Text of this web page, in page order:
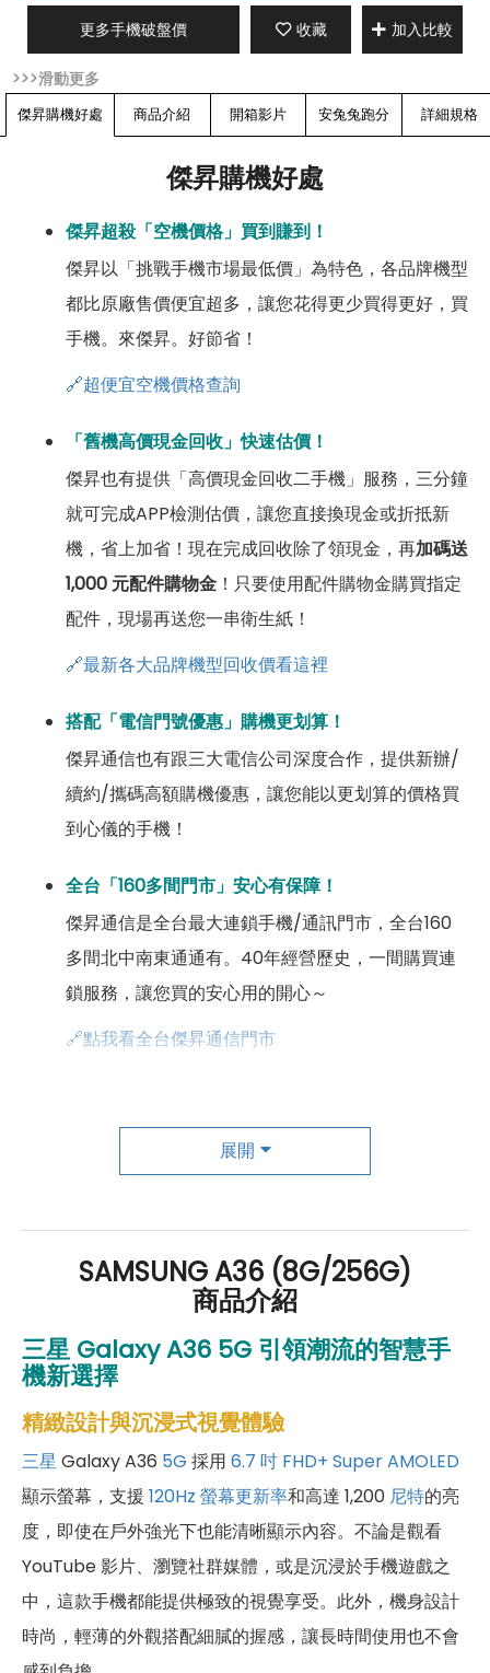
更多手機破盤價 收藏 加入比較
傑昇購機好處 商品介紹 開箱影片 安兔兔跑分 詳細規格
傑昇購機好處
傑昇超殺「空機價格」買到賺到！
傑昇以「挑戰手機市場最低價」為特色，各品牌機型
都比原廠售價便宜超多，讓您花得更少買得更好，買
手機。來傑昇。好節省！
🔗超便宜空機價格查詢
「舊機高價現金回收」快速估價！
傑昇也有提供「高價現金回收二手機」服務，三分鐘
就可完成APP檢測估價，讓您直接換現金或折抵新
機，省上加省！現在完成回收除了領現金，再加碼送
1,000 元配件購物金 ！只要使用配件購物金購買指定
配件，現場再送您一串衛生紙！
🔗最新各大品牌機型回收價看這裡
搭配「電信門號優惠」購機更划算！
傑昇通信也有跟三大電信公司深度合作，提供新辦/
續約/攜碼高額購機優惠，讓您能以更划算的價格買
到心儀的手機！
全台「160多間門市」安心有保障！
傑昇通信是全台最大連鎖手機/通訊門市，全台160
多間北中南東通通有。40年經營歷史，一間購買連
鎖服務，讓您買的安心用的開心～
🔗點我看全台傑昇通信門市
傑昇尊榮會員除了可以「消費集點兌換商品」，每半
年還有「200元配件購物金」，每年再送「VIP生日
展開
SAMSUNG A36 (8G/256G)
商品介紹
三星 Galaxy A36 5G 引領潮流的智慧手
機新選擇
精緻設計與沉浸式視覺體驗
三星 Galaxy A36 5G 採用 6.7 吋 FHD+ Super AMOLED
顯示螢幕，支援 120Hz 螢幕更新率和高達 1,200 尼特的亮
度，即使在戶外強光下也能清晰顯示內容。不論是觀看
YouTube 影片、瀏覽社群媒體，或是沉浸於手機遊戲之
中，這款手機都能提供極致的視覺享受。此外，機身設計
時尚，輕薄的外觀搭配細膩的握感，讓長時間使用也不會